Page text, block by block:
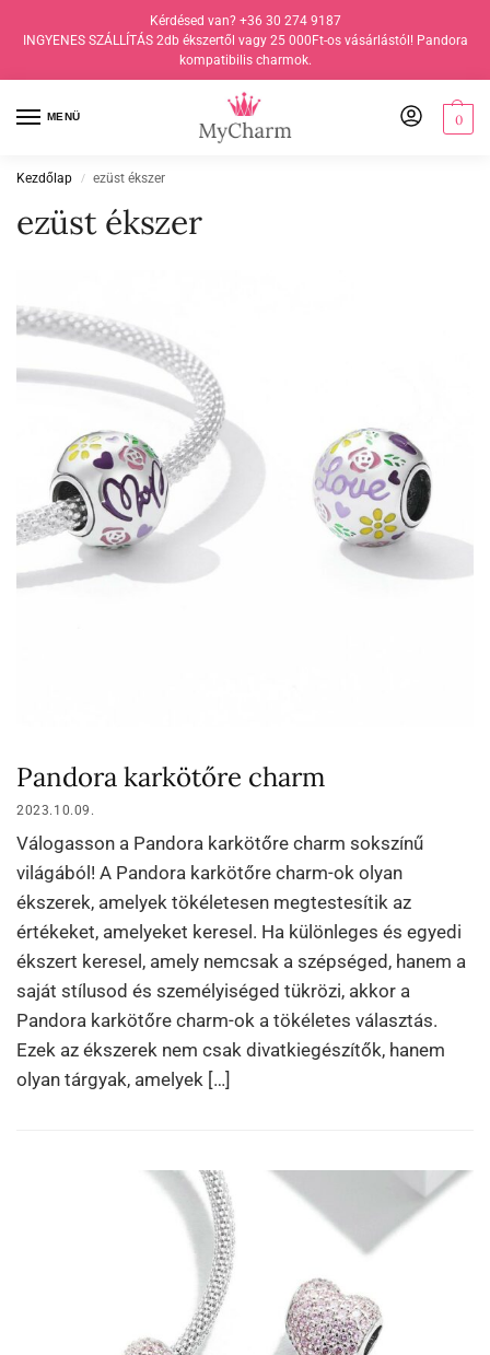
Kérdésed van? +36 30 274 9187
INGYENES SZÁLLÍTÁS 2db ékszertől vagy 25 000Ft-os vásárlástól! Pandora
kompatibilis charmok.
MENÜ 0
Kezdőlap / ezüst ékszer
ezüst ékszer
Pandora karkötőre charm
2023.10.09.
Válogasson a Pandora karkötőre charm sokszínű
világából! A Pandora karkötőre charm-ok olyan
ékszerek, amelyek tökéletesen megtestesítik az
értékeket, amelyeket keresel. Ha különleges és egyedi
ékszert keresel, amely nemcsak a szépséged, hanem a
saját stílusod és személyiséged tükrözi, akkor a
Pandora karkötőre charm-ok a tökéletes választás.
Ezek az ékszerek nem csak divatkiegészítők, hanem
olyan tárgyak, amelyek […]